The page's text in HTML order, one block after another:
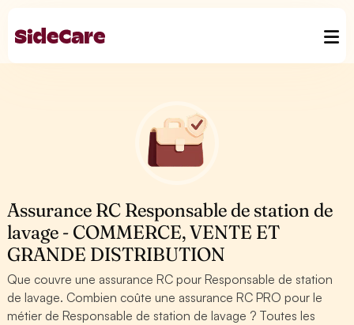
Assurance RC Responsable de station de
lavage - COMMERCE, VENTE ET
GRANDE DISTRIBUTION
Que couvre une assurance RC pour Responsable de station
de lavage. Combien coûte une assurance RC PRO pour le
métier de Responsable de station de lavage ? Toutes les